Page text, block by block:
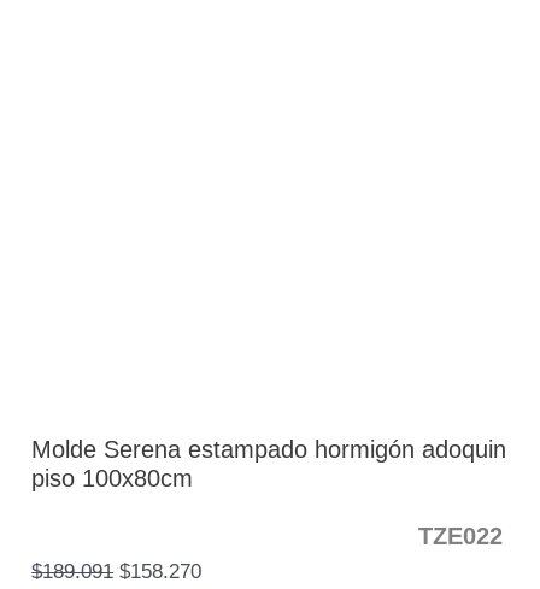
Molde Serena estampado hormigón adoquin
piso 100x80cm
TZE022
$189.091 $158.270